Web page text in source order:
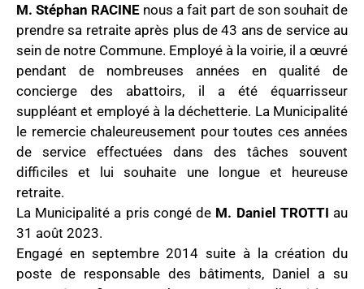
M. Stéphan RACINE nous a fait part de son souhait de
prendre sa retraite après plus de 43 ans de service au
sein de notre Commune. Employé à la voirie, il a œuvré
pendant de nombreuses années en qualité de
concierge des abattoirs, il a été équarrisseur
suppléant et employé à la déchetterie. La Municipalité
le remercie chaleureusement pour toutes ces années
de service effectuées dans des tâches souvent
difficiles et lui souhaite une longue et heureuse
retraite.
La Municipalité a pris congé de M. Daniel TROTTI au
31 août 2023.
Engagé en septembre 2014 suite à la création du
poste de responsable des bâtiments, Daniel a su